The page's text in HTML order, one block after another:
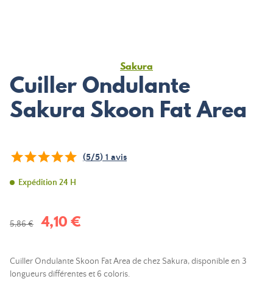
Sakura
Cuiller Ondulante
Sakura Skoon Fat Area
(5/5) 1 avis
Expédition 24 H
5,86 € 4,10 €
Cuiller Ondulante Skoon Fat Area de chez Sakura, disponible en 3
longueurs différentes et 6 coloris.